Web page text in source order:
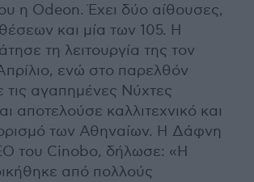
η Odeon. Έχει δύο αίθουσες,
και μία των 105. Η
τη λειτουργία της τον
ενώ στο παρελθόν
τις αγαπημένες Νύχτες
αποτελούσε καλλιτεχνικό και
των Αθηναίων. Η Δάφνη
του Cinobo, δήλωσε: «Η
από πολλούς